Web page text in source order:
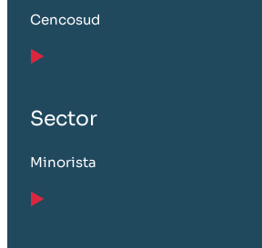
Cencosud
Sector
Minorista